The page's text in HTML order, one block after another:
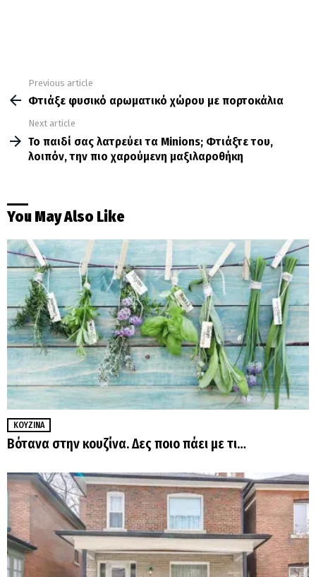
more
Previous article
Φτιάξε φυσικό αρωματικό χώρου με πορτοκάλια
Next article
Το παιδί σας λατρεύει τα Minions; Φτιάξτε του,
λοιπόν, την πιο χαρούμενη μαξιλαροθήκη
You May Also Like
ΚΟΥΖΊΝΑ
Βότανα στην κουζίνα. Δες ποιο πάει με τι…